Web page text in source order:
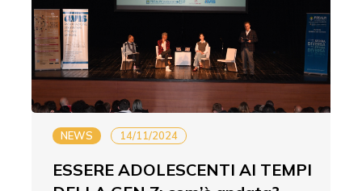
NEWS 14/11/2024
ESSERE ADOLESCENTI AI TEMPI